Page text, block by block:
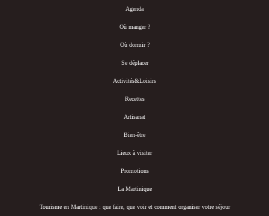
Agenda
Où manger ?
Où dormir ?
Se déplacer
Activités&Loisirs
Recettes
Artisanat
Bien-être
Lieux à visiter
Promotions
La Martinique
Tourisme en Martinique : que faire, que voir et comment organiser votre séjour